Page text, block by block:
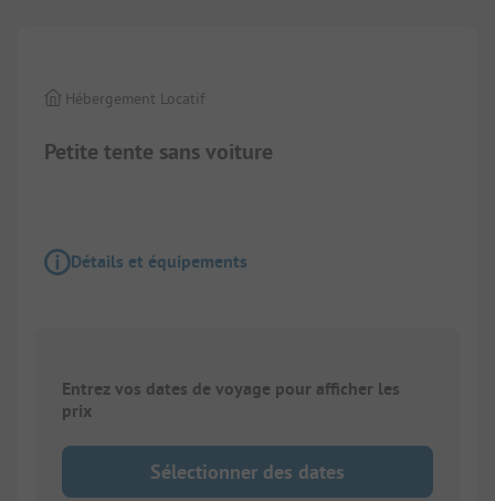
Petite tente sans voiture
Hébergement Locatif
Détails et équipements
Entrez vos dates de voyage pour afficher les
prix
Sélectionner des dates